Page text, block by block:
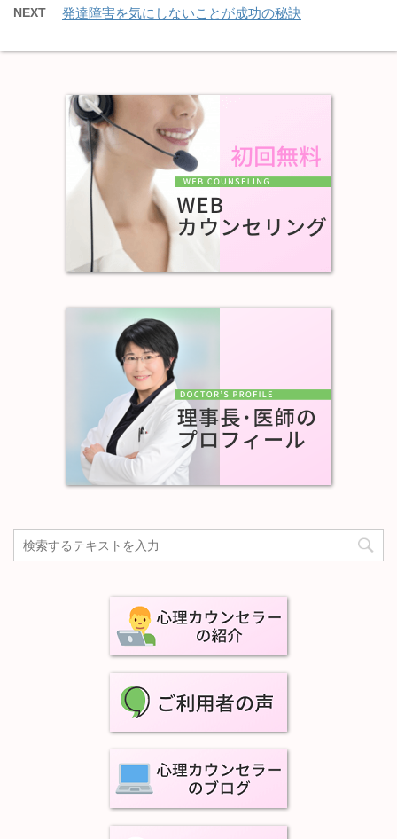
NEXT 発達障害を気にしないことが成功の秘訣